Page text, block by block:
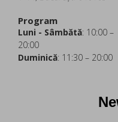
Program
Luni - Sâmbătă: 10:00 –
20:00
Duminică: 11:30 – 20:00